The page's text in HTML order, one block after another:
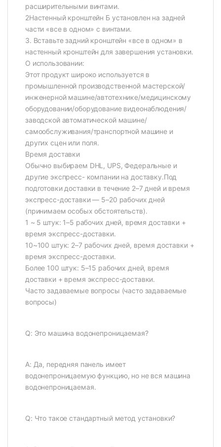
расширительными винтами.
2Настенный кронштейн Б установлен на задней
части «все в одном» с винтами.
3. Вставьте задний кронштейн «все в одном» в
настенный кронштейн для завершения установки.
О использовании:
Этот продукт широко используется в
промышленной производственной мастерской/
инженерной машине/автотехнике/медицинскому
оборудовании/оборудование видеонаблюдения/
заводской автоматической машине/
самообслуживания/транспортной машине и
других сцен или поля.
Время доставки
Обычно выбираем DHL, UPS, Федеральные и
другие экспресс- компании на доставку.Под
подготовки доставки в течение 2–7 дней и время
экспресс-доставки — 5–20 рабочих дней
(принимаем особых обстоятельств).
1 ~ 5 штук: 1–5 рабочих дней, время доставки +
время экспресс-доставки.
10~100 штук: 2–7 рабочих дней, время доставки +
время экспресс-доставки.
Более 100 штук: 5–15 рабочих дней, время
доставки + время экспресс-доставки.
Часто задаваемые вопросы (часто задаваемые
вопросы)
Q: Это машина водонепроницаемая?
A: Да, передняя панель имеет
водонепроницаемую функцию, но не вся машина
водонепроницаемая.
Q: Что такое стандартный метод установки?